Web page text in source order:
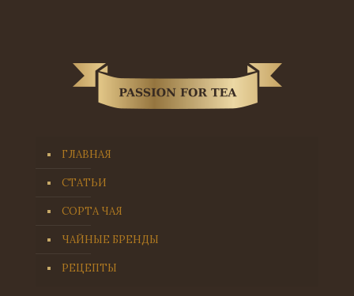
ГЛАВНАЯ
СТАТЬИ
СОРТА ЧАЯ
ЧАЙНЫЕ БРЕНДЫ
РЕЦЕПТЫ